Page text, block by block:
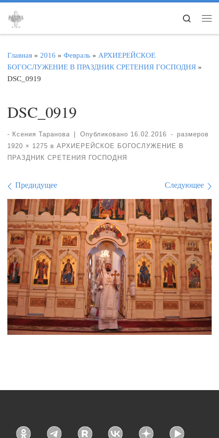
Перейти к содержимому
Search
Главная » 2016 » Февраль » АРХИЕРЕЙСКОЕ
БОГОСЛУЖЕНИЕ В ПРАЗДНИК СРЕТЕНИЯ ГОСПОДНЯ »
DSC_0919
DSC_0919
- Ксения Таранова Опубликовано 16.02.2016 -
размеров
1920 × 1275 в АРХИЕРЕЙСКОЕ БОГОСЛУЖЕНИЕ В
ПРАЗДНИК СРЕТЕНИЯ ГОСПОДНЯ
Навигация по
Предидущее Следующее